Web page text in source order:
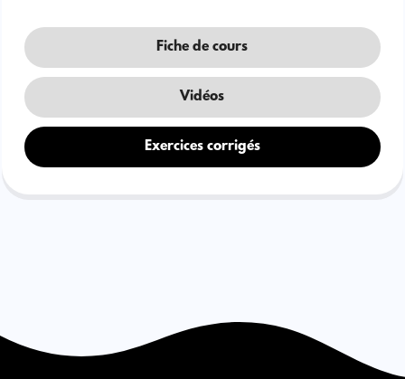
Fiche de cours
Vidéos
Exercices corrigés